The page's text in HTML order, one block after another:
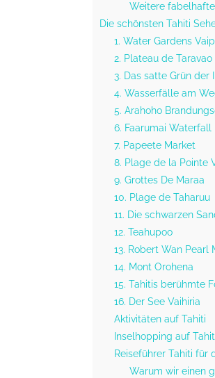
Weitere
Die schönsten Tahiti
1. Water Gardens
2. Plateau de Taravao
3. Das satte Grün
4. Wasserfälle am
5. Arahoho
6. Faarumai Waterfall
7. Papeete Market
8. Plage de la Pointe
9. Grottes De Maraa
10. Plage de Taharuu
11. Die schwarzen
12. Teahupoo
13. Robert Wan Pearl
14. Mont Orohena
15. Tahitis berühmte
16. Der See Vaihiria
Aktivitäten auf Tahiti
Inselhopping auf
Reiseführer Tahiti für
Warum wir einen